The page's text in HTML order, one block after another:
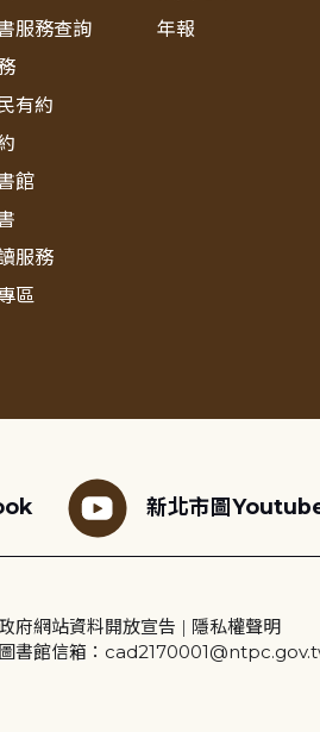
服務查詢
有約
館
服務
區
年報
新北市圖
府網站資料開放宣告 | 隱私權聲明
圖書館信箱：